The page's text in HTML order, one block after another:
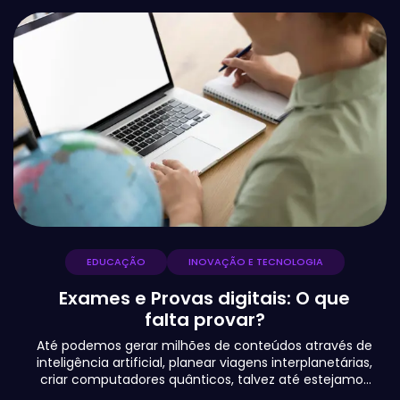
integrarem, recolherem e processarem
tecnológico atual, daqui a uns anos
vamos olhar para trás e sorrir. Mas no e-
Schooling, não só hoje olhamos para trás
e sorrimos, como também olhamos para
o lado e já dá para sorrir.
EDUCAÇÃO INOVAÇÃO E TECNOLOGIA
Exames e Provas digitais: O que
falta provar?
Até podemos gerar milhões de conteúdos através de
inteligência artificial, planear viagens interplanetárias,
criar computadores quânticos, talvez até estejamos